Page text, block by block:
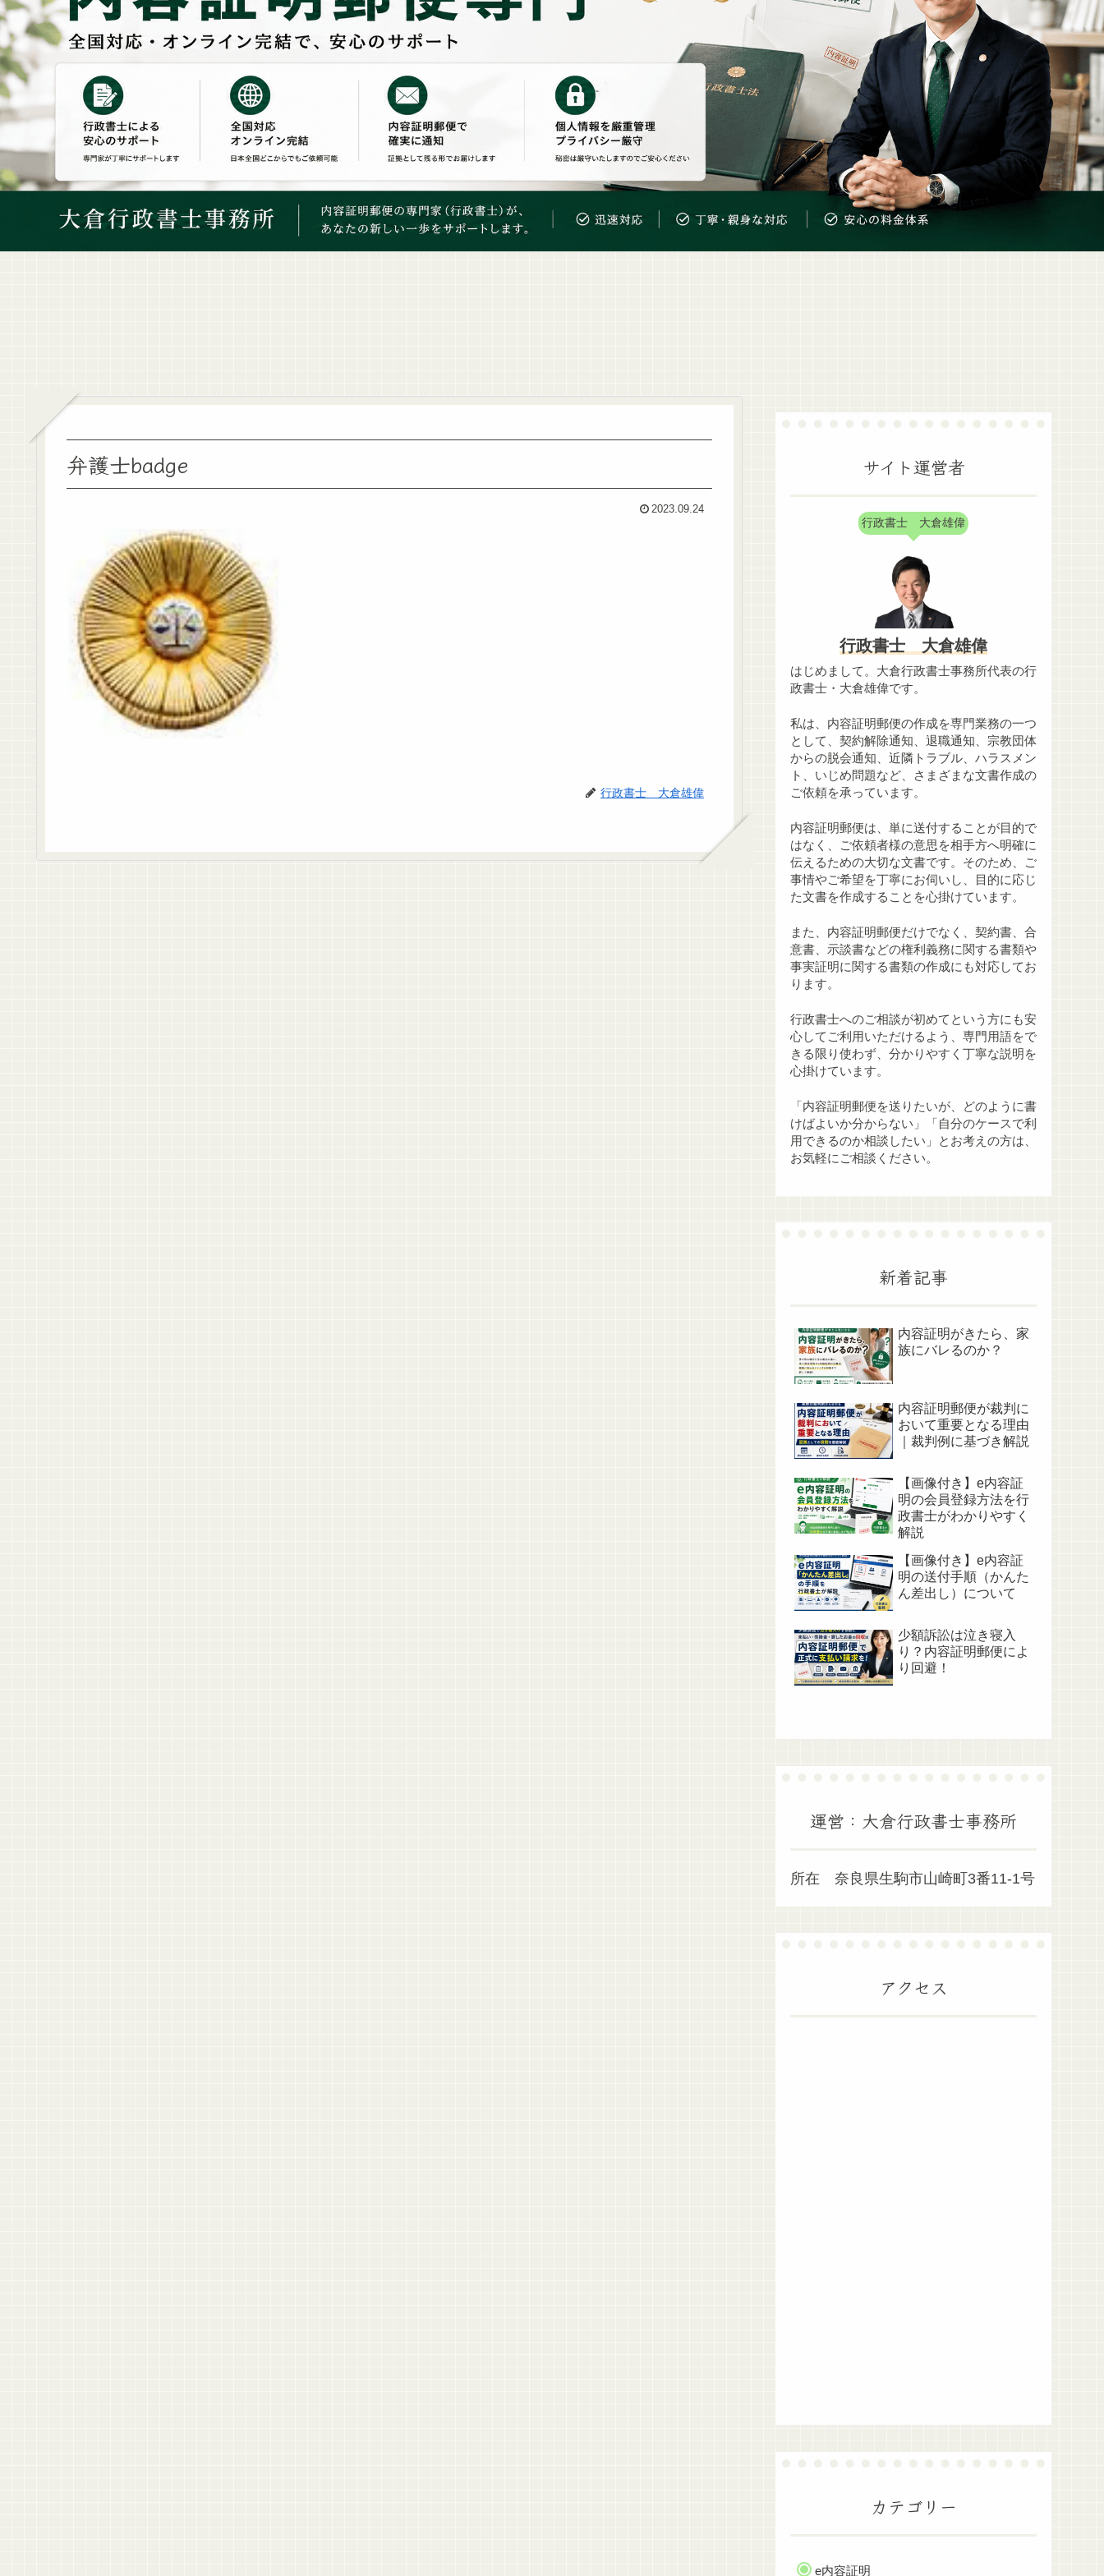
弁護士badge
2023.09.24
行政書士 大倉雄偉
サイト運営者
行政書士 大倉雄偉
行政書士 大倉雄偉
はじめまして。大倉行政書士事務所代表の行
政書士・大倉雄偉です。
私は、内容証明郵便の作成を専門業務の一つ
として、契約解除通知、退職通知、宗教団体
からの脱会通知、近隣トラブル、ハラスメン
ト、いじめ問題など、さまざまな文書作成の
ご依頼を承っています。
内容証明郵便は、単に送付することが目的で
はなく、ご依頼者様の意思を相手方へ明確に
伝えるための大切な文書です。そのため、ご
事情やご希望を丁寧にお伺いし、目的に応じ
た文書を作成することを心掛けています。
また、内容証明郵便だけでなく、契約書、合
意書、示談書などの権利義務に関する書類や
事実証明に関する書類の作成にも対応してお
ります。
行政書士へのご相談が初めてという方にも安
心してご利用いただけるよう、専門用語をで
きる限り使わず、分かりやすく丁寧な説明を
心掛けています。
「内容証明郵便を送りたいが、どのように書
けばよいか分からない」「自分のケースで利
用できるのか相談したい」とお考えの方は、
お気軽にご相談ください。
新着記事
内容証明がきたら、家
族にバレるのか？
内容証明郵便が裁判に
おいて重要となる理由
｜裁判例に基づき解説
【画像付き】e内容証
明の会員登録方法を行
政書士がわかりやすく
解説
【画像付き】e内容証
明の送付手順（かんた
ん差出し）について
少額訴訟は泣き寝入
り？内容証明郵便によ
り回避！
運営：大倉行政書士事務所
所在 奈良県生駒市山崎町3番11-1号
アクセス
カテゴリー
e内容証明